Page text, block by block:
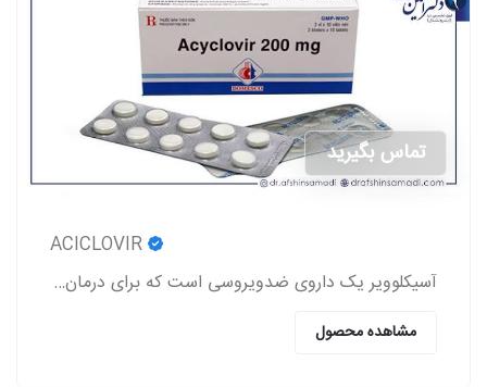
تماس بگیرید
آسیکلوویر یک داروی ضدویروسی است که برای درمان عفونت‌های ناشی از ویروس‌های هرپس (تبخال لب و تناسلی، زونا، آبله‌مرغان) استفاده می‌شود.
مشاهده محصول